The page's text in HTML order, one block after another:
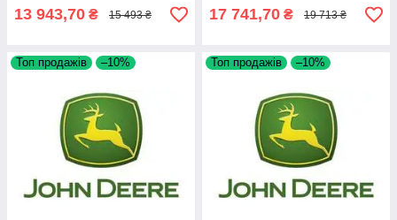
13 943,70 ₴ 15 493 ₴ 17 741,70 ₴ 19 713 ₴
Топ продажів –10% Топ продажів –10%